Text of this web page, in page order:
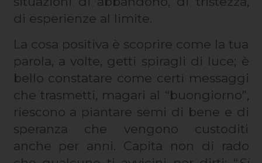
di esperienze al limite.
La cosa positiva è scoprire come la tua
parola, a volte, getti spiragli di luce; è
bello constatare come certi messaggi
che trasmetti, magari al “buongiorno”,
riescono a piantare semi di bene e di
speranza che vengono custoditi
anche per anni. Capita non di rado